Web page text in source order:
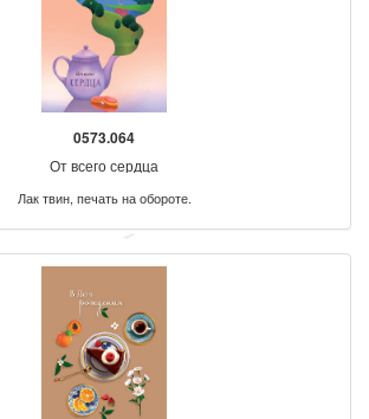
0573.064
От всего сердца
Лак твин, печать на обороте.